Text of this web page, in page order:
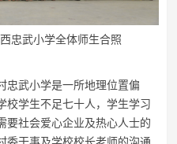
忠武小学全体师生合照
忠武小学是一所地理位置偏
校学生不足七十人，学生学习
要社会爱心企业及热心人士的
委干事及学校校长老师的沟通